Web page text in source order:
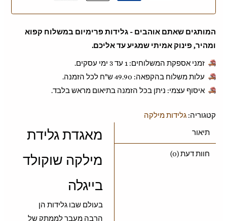
המותגים שאתם אוהבים - גלידות פרימיום במשלוח קפוא
ומהיר, פינוק אמיתי שמגיע עד אליכם.
זמני אספקת המשלוחים: 1 עד 3 ימי עסקים.
עלות משלוח בהקפאה: ‎49.90 ש"ח לכל הזמנה.
איסוף עצמי: ניתן בכל הזמנה בתיאום מראש בלבד.
קטגוריה:גלידות מילקה
תיאור
חוות דעת (0)
מאגדת גלידת
מילקה שוקולד
בייגלה
בעולם שבו גלידות הן
הרבה מעבר לממתק של